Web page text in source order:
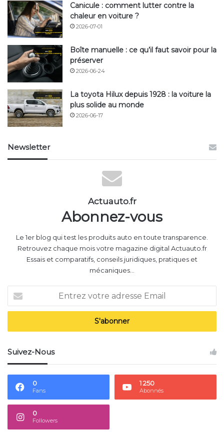
Canicule : comment lutter contre la
chaleur en voiture ?
2026-07-01
Boîte manuelle : ce qu’il faut savoir pour la
préserver
2026-06-24
La toyota Hilux depuis 1928 : la voiture la
plus solide au monde
2026-06-17
Newsletter
Actuauto.fr
Abonnez-vous
Le 1er blog qui test les produits auto en toute transparence.
Retrouvez chaque mois votre magazine digital Actuauto.fr
Essais et comparatifs, conseils juridiques, pratiques et
mécaniques...
t
e
v
o
t
a
r
Suivez-Nous
0
Fans
1 250
Abonnés
0
Followers